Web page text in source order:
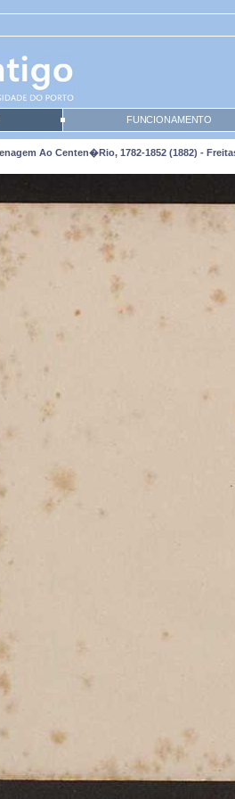
FUNCIONAMENTO
Ao Centen�rio, 1782-1852 (1882) -